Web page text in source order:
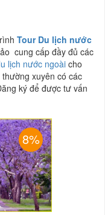
Tour Du lịch nước
cung cấp đầy đủ các
lịch nước ngoàicho
xuyên có các
ký để được tư vấn
8%